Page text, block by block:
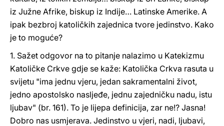
iz Južne Afrike, biskup iz Indije… Latinske Amerike. A
ipak bezbroj katoličkih zajednica tvore jedinstvo. Kako
je to moguće?
1. Sažet odgovor na to pitanje nalazimo u Katekizmu
Katoličke Crkve gdje se kaže: Katolička Crkva rasuta u
svijetu "ima jednu vjeru, jedan sakramentalni život,
jedno apostolsko nasljeđe, jednu zajedničku nadu, istu
ljubav" (br. 161). To je lijepa definicija, zar ne!? Jasna!
Dobro nas usmjerava. Jedinstvo u vjeri, nadi, ljubavi,